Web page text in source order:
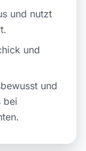
und nutzt
und
und
bei